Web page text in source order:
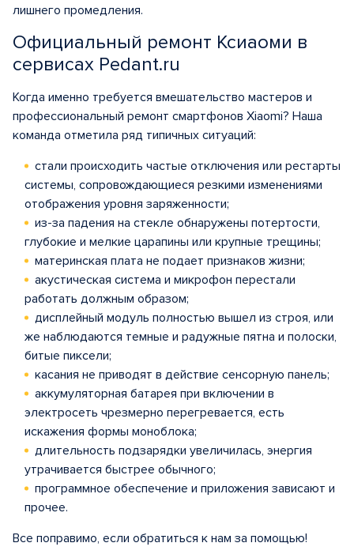
лишнего промедления.
Официальный ремонт Ксиаоми в
сервисах Pedant.ru
Когда именно требуется вмешательство мастеров и
профессиональный ремонт смартфонов Xiaomi? Наша
команда отметила ряд типичных ситуаций:
стали происходить частые отключения или рестарты
системы, сопровождающиеся резкими изменениями
отображения уровня заряженности;
из-за падения на стекле обнаружены потертости,
глубокие и мелкие царапины или крупные трещины;
материнская плата не подает признаков жизни;
акустическая система и микрофон перестали
работать должным образом;
дисплейный модуль полностью вышел из строя, или
же наблюдаются темные и радужные пятна и полоски,
битые пиксели;
касания не приводят в действие сенсорную панель;
аккумуляторная батарея при включении в
электросеть чрезмерно перегревается, есть
искажения формы моноблока;
длительность подзарядки увеличилась, энергия
утрачивается быстрее обычного;
программное обеспечение и приложения зависают и
прочее.
Все поправимо, если обратиться к нам за помощью!